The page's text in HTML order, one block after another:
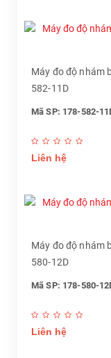
Máy đo độ nhám
582-11D
Mã SP: 178-582-
Liên hệ
Máy đo độ nhám
580-12D
Mã SP: 178-580-
Liên hệ